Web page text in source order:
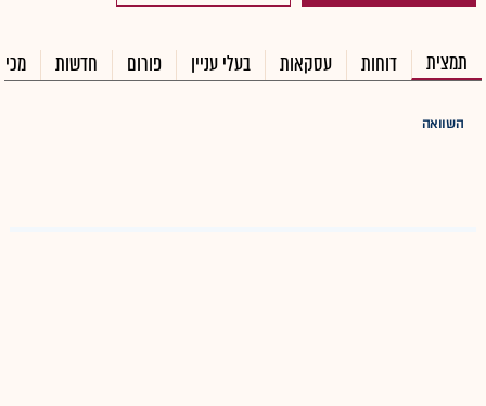
תמצית דוחות עסקאות בעלי עניין פורום חדשות
השוואה